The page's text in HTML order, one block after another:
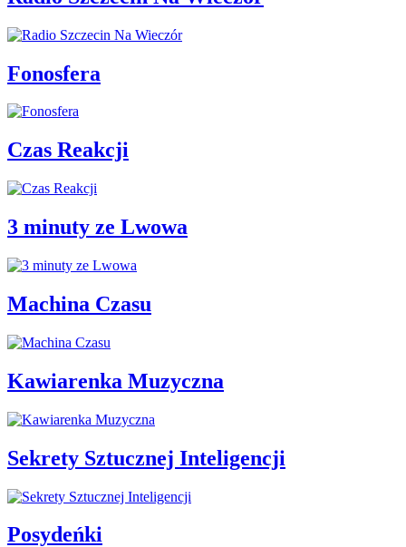
Fonosfera
Czas Reakcji
3 minuty ze Lwowa
Machina Czasu
Kawiarenka Muzyczna
Sekrety Sztucznej Inteligencji
Posydeńki